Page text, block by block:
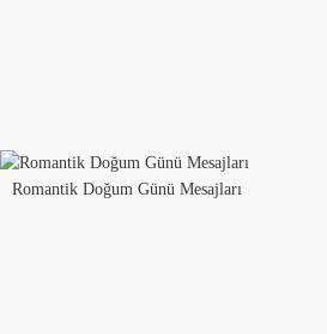
Romantik Doğum Günü Mesajları